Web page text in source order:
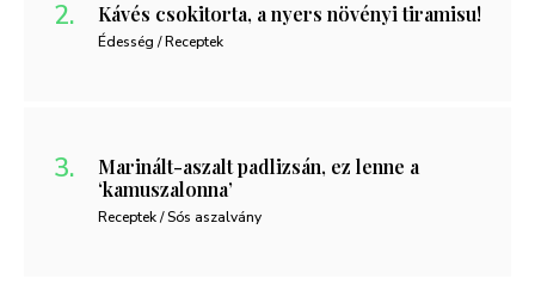
Kávés csokitorta, a nyers növényi tiramisu!
Édesség / Receptek
Marinált-aszalt padlizsán, ez lenne a
‘kamuszalonna’
Receptek / Sós aszalvány